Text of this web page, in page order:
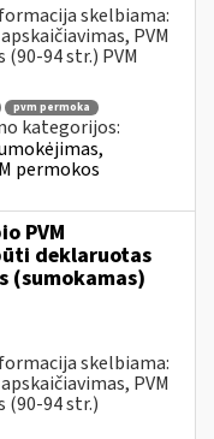
skelbiama:
PVM
94 str.) PVM
pvm permoka
kategorijos:
permokos
PVM
deklaruotas
(sumokamas)
skelbiama:
PVM
(90-94 str.)